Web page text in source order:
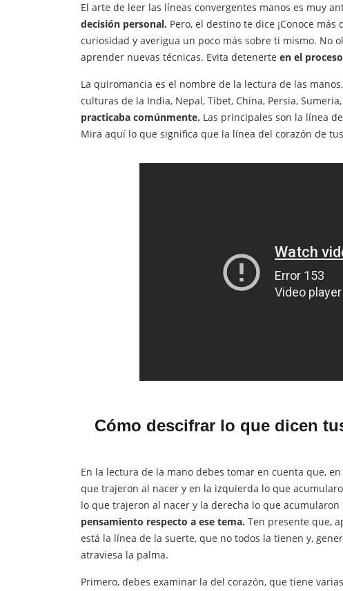
El arte de leer las líneas convergentes manos es muy
decisión personal. Pero, el destino te dice ¡Conoce
curiosidad y averigua un poco más sobre ti mismo. No
aprender nuevas técnicas. Evita detenerte en el
La quiromancia es el nombre de la lectura de las
culturas de la India, Nepal, Tibet, China, Persia,
practicaba comúnmente. Las principales son la línea
Mira aquí lo que significa que la línea del corazón de
Cómo descifrar lo que dicen
En la lectura de la mano debes tomar en cuenta que,
que trajeron al nacer y en la izquierda lo que
lo que trajeron al nacer y la derecha lo que acumularon
pensamiento respecto a ese tema. Ten presente que,
está la línea de la suerte, que no todos la tienen y,
atraviesa la palma.
Primero, debes examinar la del corazón, que tiene